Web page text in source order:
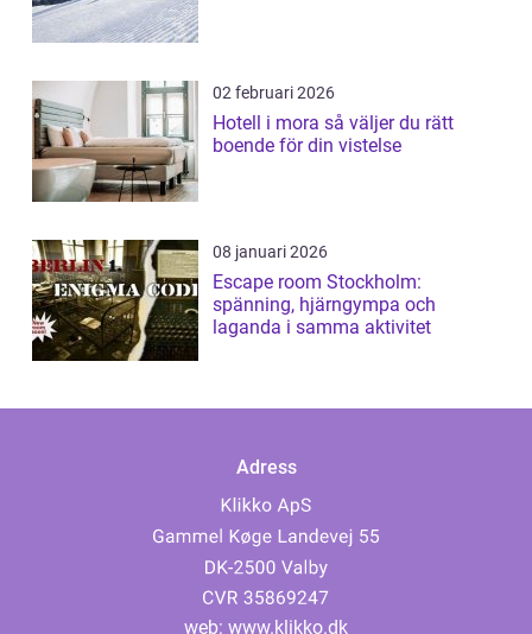
02 februari 2026
Hotell i mora så väljer du rätt
boende för din vistelse
08 januari 2026
Escape room Stockholm:
spänning, hjärngympa och
laganda i samma aktivitet
Adress
web: www.klikko.dk